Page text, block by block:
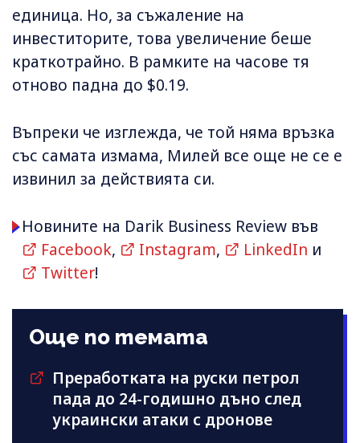
единица. Но, за съжаление на
инвеститорите, това увеличение беше
краткотрайно. В рамките на часове тя
отново падна до $0.19.
Въпреки че изглежда, че той няма връзка
със самата измама, Милей все още не се е
извинил за действията си.
Новините на Darik Business Review във
Facebook, Instagram, LinkedIn и
Twitter!
Още по темата
Преработката на руски петрол
пада до 24-годишно дъно след
украински атаки с дронове